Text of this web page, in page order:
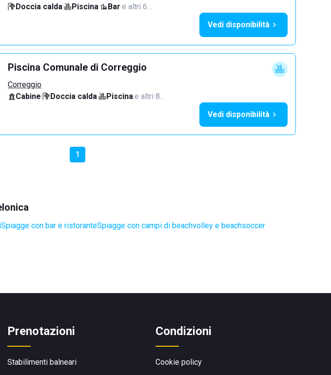
Doccia calda· Piscina· Bar·e altri 6…
Vedi disponibilità
Piscina Comunale di Correggio
Correggio
Cabine· Doccia calda· Piscina·e altri 8…
Vedi disponibilità
1
Spiagge con bar e ristoranteSpiagge con campi di beachvolley e beachsoccer
Prenotazioni
Stabilimenti balneari
Condizioni
Cookie policy